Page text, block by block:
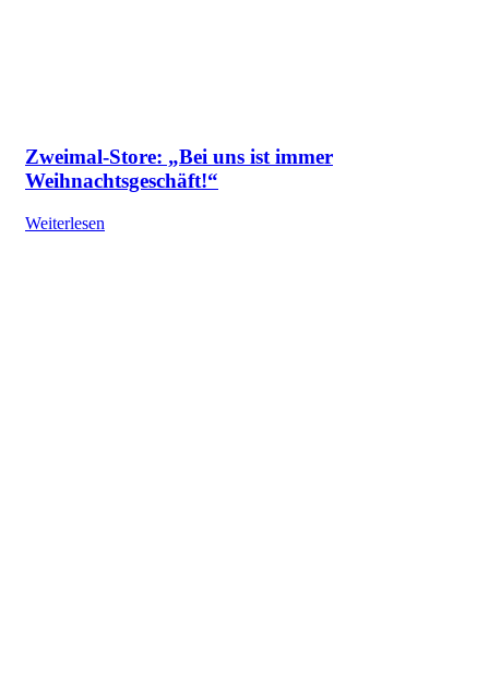
Zweimal-Store: „Bei uns ist immer
Weihnachtsgeschäft!“
Weiterlesen